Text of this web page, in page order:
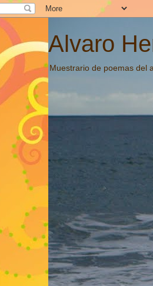
Alvaro
Muestrario de poemas del